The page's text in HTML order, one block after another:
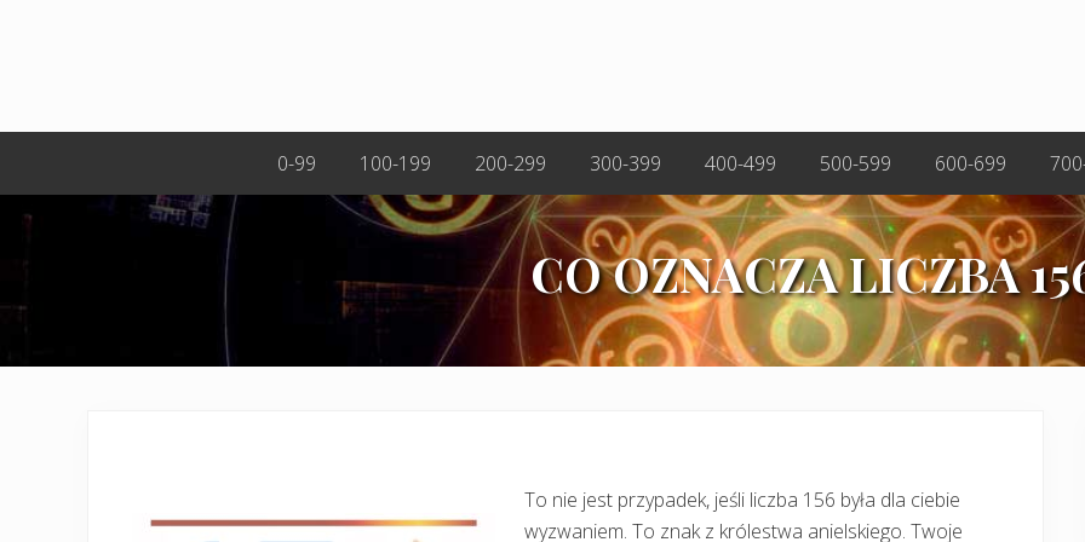
0-99 100-199 200-299 300-399 400-499 500-599 600-699
CO OZNACZA LICZBA
To nie jest przypadek, jeśli liczba 156 była dla ciebie
wyzwaniem. To znak z królestwa anielskiego. Twoje